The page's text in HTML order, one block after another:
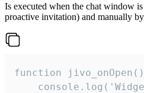
Is executed when the chat window
proactive invitation) and manually
function